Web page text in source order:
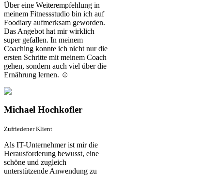
Über eine Weiterempfehlung in
meinem Fitnessstudio bin ich auf
Foodiary aufmerksam geworden.
Das Angebot hat mir wirklich
super gefallen. In meinem
Coaching konnte ich nicht nur die
ersten Schritte mit meinem Coach
gehen, sondern auch viel über die
Ernährung lernen. ☺️
Michael Hochkofler
Zufriedener Klient
Als IT-Unternehmer ist mir die
Herausforderung bewusst, eine
schöne und zugleich
unterstützende Anwendung zu